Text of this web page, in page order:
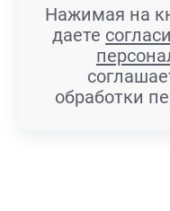
Нажимая на
даете
обработки